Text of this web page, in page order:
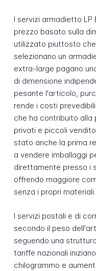
I servizi armadietto LP
prezzo basato sulla
utilizzato piuttosto
selezionano un
extra-large pagano
di dimensione
pesante l'articolo,
rende i costi
che ha contribuito
privati e piccoli
stato anche la prima
a vendere imballaggi
direttamente presso i
offrendo maggiore
senza i propri materiali.
I servizi postali e di
secondo il peso
seguendo una
tariffe nazionali
chilogrammo e